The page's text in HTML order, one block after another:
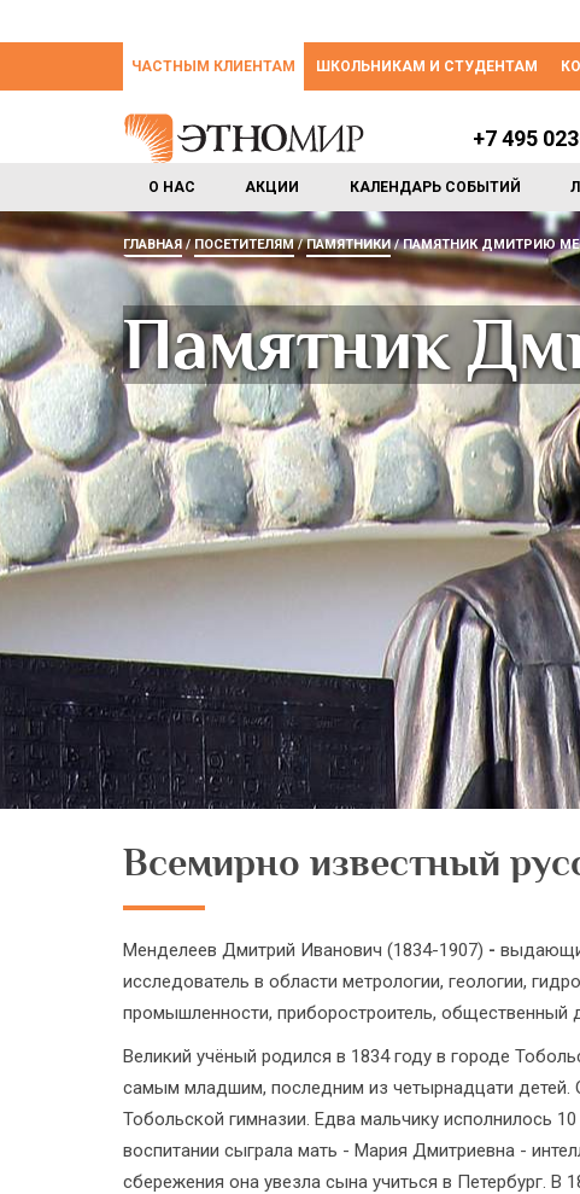
ЧАСТНЫМ КЛИЕНТАМ ШКОЛЬНИКАМ И СТУДЕНТАМ
О НАС АКЦИИ КАЛЕНДАРЬ СОБЫТИЙ
+7 495
ГЛАВНАЯ ПОСЕТИТЕЛЯМ ПАМЯТНИКИ ПАМЯТНИК ДМИТРИЮ
Памятник
Всемирно известный
Менделеев Дмитрий Иванович (1834-1907) -
исследователь в области метрологии, геологии,
промышленности, приборостроитель, общественный
Великий учёный родился в 1834 году в городе
самым младшим, последним из четырнадцати детей.
Тобольской гимназии. Едва мальчику исполнилось
воспитании сыграла мать - Мария Дмитриевна -
сбережения она увезла сына учиться в Петербург. В